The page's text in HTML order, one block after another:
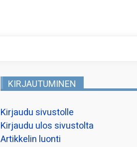
KIRJAUTUMINEN
Kirjaudu sivustolle
Kirjaudu ulos sivustolta
Artikkelin luonti